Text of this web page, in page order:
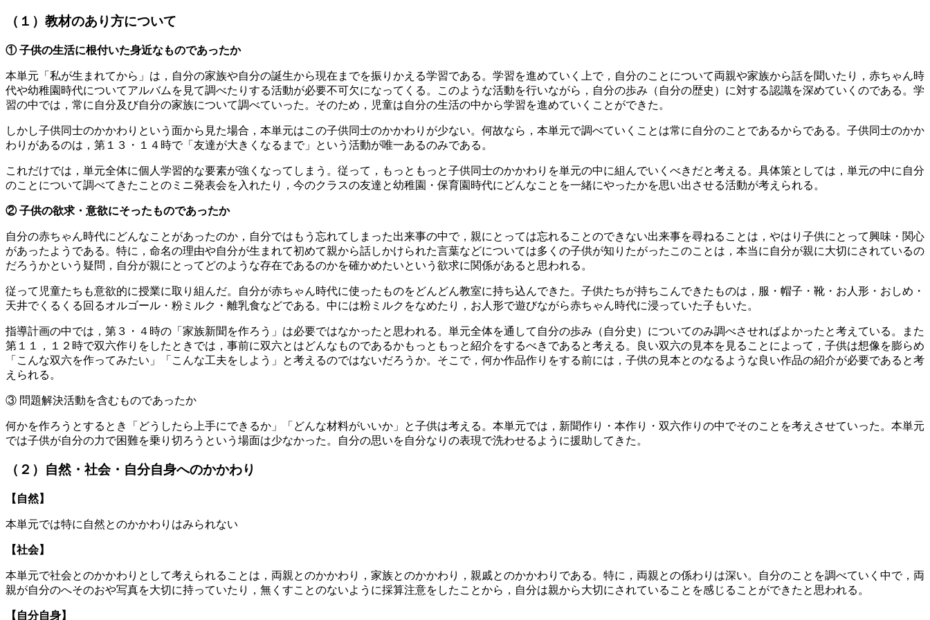
（１）教材のあり方について
① 子供の生活に根付いた身近なものであったか
本単元「私が生まれてから」は，自分の家族や自分の誕生から現在までを振りかえる学習である。学習を進めていく上で，自分のことについて両親や家族から話を聞いたり，赤ちゃん時
代や幼稚園時代についてアルバムを見て調べたりする活動が必要不可欠になってくる。このような活動を行いながら，自分の歩み（自分の歴史）に対する認識を深めていくのである。学
習の中では，常に自分及び自分の家族について調べていった。そのため，児童は自分の生活の中から学習を進めていくことができた。
しかし子供同士のかかわりという面から見た場合，本単元はこの子供同士のかかわりが少ない。何故なら，本単元で調べていくことは常に自分のことであるからである。子供同士のかか
わりがあるのは，第１３・１４時で「友達が大きくなるまで」という活動が唯一あるのみである。
これだけでは，単元全体に個人学習的な要素が強くなってしまう。従って，もっともっと子供同士のかかわりを単元の中に組んでいくべきだと考える。具体策としては，単元の中に自分
のことについて調べてきたことのミニ発表会を入れたり，今のクラスの友達と幼稚園・保育園時代にどんなことを一緒にやったかを思い出させる活動が考えられる。
② 子供の欲求・意欲にそったものであったか
自分の赤ちゃん時代にどんなことがあったのか，自分ではもう忘れてしまった出来事の中で，親にとっては忘れることのできない出来事を尋ねることは，やはり子供にとって興味・関心
があったようである。特に，命名の理由や自分が生まれて初めて親から話しかけられた言葉などについては多くの子供が知りたがったこのことは，本当に自分が親に大切にされているの
だろうかという疑問，自分が親にとってどのような存在であるのかを確かめたいという欲求に関係があると思われる。
従って児童たちも意欲的に授業に取り組んだ。自分が赤ちゃん時代に使ったものをどんどん教室に持ち込んできた。子供たちが持ちこんできたものは，服・帽子・靴・お人形・おしめ・
天井でくるくる回るオルゴール・粉ミルク・離乳食などである。中には粉ミルクをなめたり，お人形で遊びながら赤ちゃん時代に浸っていた子もいた。
指導計画の中では，第３・４時の「家族新聞を作ろう」は必要ではなかったと思われる。単元全体を通して自分の歩み（自分史）についてのみ調べさせればよかったと考えている。また
第１１，１２時で双六作りをしたときでは，事前に双六とはどんなものであるかもっともっと紹介をするべきであると考える。良い双六の見本を見ることによって，子供は想像を膨らめ
「こんな双六を作ってみたい」「こんな工夫をしよう」と考えるのではないだろうか。そこで，何か作品作りをする前には，子供の見本とのなるような良い作品の紹介が必要であると考
えられる。
③ 問題解決活動を含むものであったか
何かを作ろうとするとき「どうしたら上手にできるか」「どんな材料がいいか」と子供は考える。本単元では，新聞作り・本作り・双六作りの中でそのことを考えさせていった。本単元
では子供が自分の力で困難を乗り切ろうという場面は少なかった。自分の思いを自分なりの表現で洗わせるように援助してきた。
（２）自然・社会・自分自身へのかかわり
【自然】
本単元では特に自然とのかかわりはみられない
【社会】
本単元で社会とのかかわりとして考えられることは，両親とのかかわり，家族とのかかわり，親戚とのかかわりである。特に，両親との係わりは深い。自分のことを調べていく中で，両
親が自分のへそのおや写真を大切に持っていたり，無くすことのないように採算注意をしたことから，自分は親から大切にされていることを感じることができたと思われる。
【自分自身】